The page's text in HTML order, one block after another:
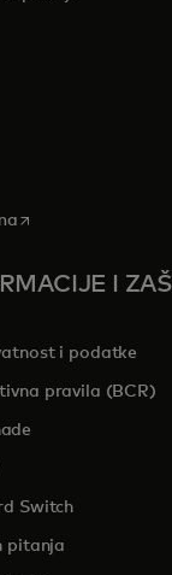
tab
opens in a new tab
I
i podatke
pravila (BCR)
in a new tab
Switch
pitanja